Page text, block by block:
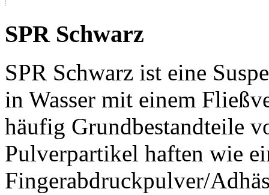
SPR Schwarz
SPR Schwarz ist eine
in Wasser mit einem
häufig Grundbestandteile
Pulverpartikel haften wie
Fingerabdruckpulver/